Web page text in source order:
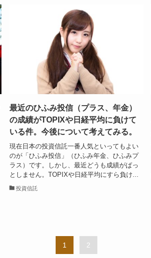
最近のひふみ投信（プラス、年金）
の成績がTOPIXや日経平均に負けて
いる件。今後について考えてみる。
現在日本の投資信託一番人気といってもよい
のが「ひふみ投信」（ひふみ年金、ひふみプ
ラス）です。しかし、最近どうも成績がぱっ
としません。TOPIXや日経平均にすら負け...
投資信託
1 2